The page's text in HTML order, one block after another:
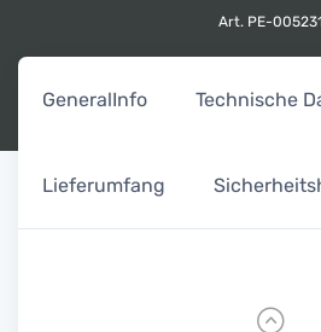
Art. PE-
GeneralInfo Technische
Lieferumfang